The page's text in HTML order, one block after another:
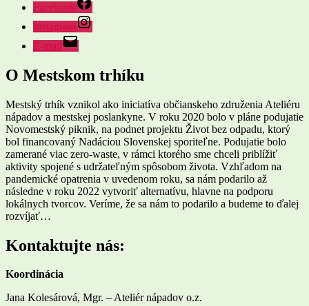
Facebook
Instagram
E-mail
O Mestskom trhíku
Mestský trhík vznikol ako iniciatíva občianskeho združenia Ateliéru
nápadov a mestskej poslankyne. V roku 2020 bolo v pláne podujatie
Novomestský piknik, na podnet projektu Život bez odpadu, ktorý
bol financovaný Nadáciou Slovenskej sporiteľne. Podujatie bolo
zamerané viac zero-waste, v rámci ktorého sme chceli priblížiť
aktivity spojené s udržateľným spôsobom života. Vzhľadom na
pandemické opatrenia v uvedenom roku, sa nám podarilo až
následne v roku 2022 vytvoriť alternatívu, hlavne na podporu
lokálnych tvorcov. Veríme, že sa nám to podarilo a budeme to ďalej
rozvíjať…
Kontaktujte nás:
Koordinácia
Jana Kolesárová, Mgr. – Ateliér nápadov o.z.